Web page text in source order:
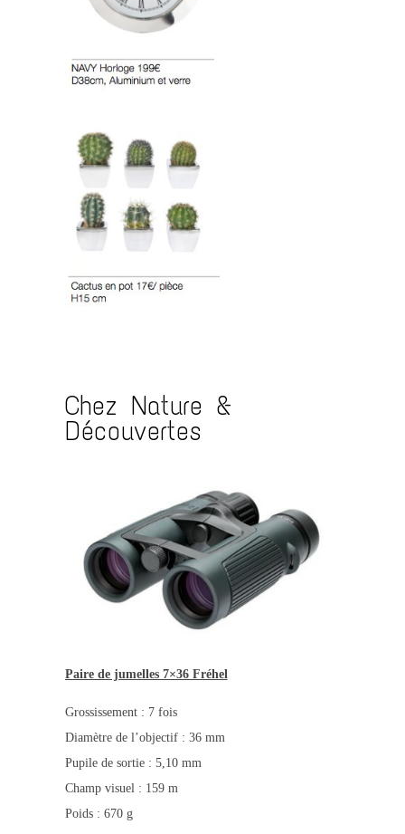
Chez Nature &
Découvertes
Paire de jumelles 7×36 Fréhel
Grossissement : 7 fois
Diamètre de l’objectif : 36 mm
Pupile de sortie : 5,10 mm
Champ visuel : 159 m
Poids : 670 g